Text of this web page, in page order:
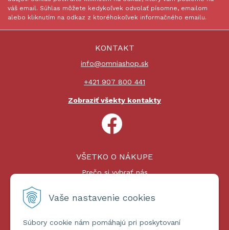
Vaše nastavenie cookies
Súbory cookie nám pomáhajú pri poskytovaní
váš email. Súhlas môžete kedykoľvek odvolať písomne, emailom
alebo kliknutím na odkaz z ktoréhokoľvek informačného emailu.
KONTAKT
info@omniashop.sk
+421 907 800 441
Zobraziť všekty kontakty
VŠETKO O NÁKUPE
Prečo si vybrať nás
Platby a doprava